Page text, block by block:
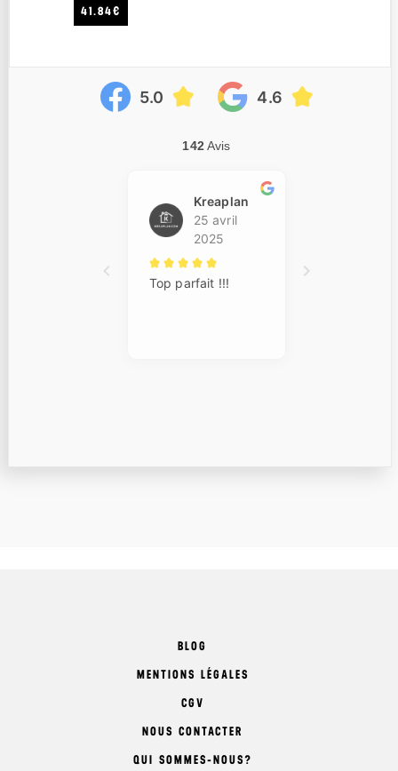
41.84€
BLOG
MENTIONS LÉGALES
CGV
NOUS CONTACTER
QUI SOMMES-NOUS?